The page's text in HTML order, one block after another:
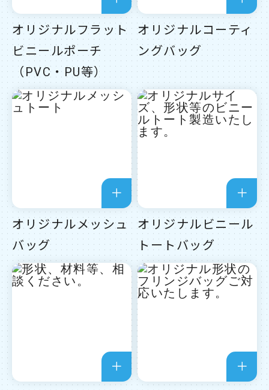
オリジナルフラット
ビニールポーチ
（PVC・PU等）
オリジナルコーティ
ングバッグ
オリジナルメッシュ
バッグ
オリジナルビニール
トートバッグ